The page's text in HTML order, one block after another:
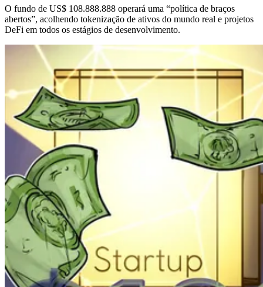
O fundo de US$ 108.888.888 operará uma “política de braços
abertos”, acolhendo tokenização de ativos do mundo real e projetos
DeFi em todos os estágios de desenvolvimento.